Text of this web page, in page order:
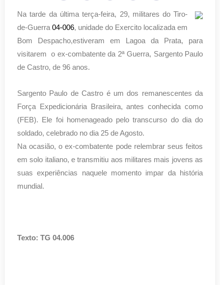
Na tarde da última terça-feira, 29, militares do Tiro-
de-Guerra 04-006, unidade do Exercito localizada em
Bom Despacho,estiveram em Lagoa da Prata, para
visitarem  o ex-combatente da 2ª Guerra, Sargento Paulo
de Castro, de 96 anos.
Sargento Paulo de Castro é um dos remanescentes da
Força Expedicionária Brasileira, antes conhecida como
(FEB). Ele foi homenageado pelo transcurso do dia do
soldado, celebrado no dia 25 de Agosto.
Na ocasião, o ex-combatente pode relembrar seus feitos
em solo italiano, e transmitiu aos militares mais jovens as
suas experiências naquele momento impar da história
mundial.
Texto: TG 04.006